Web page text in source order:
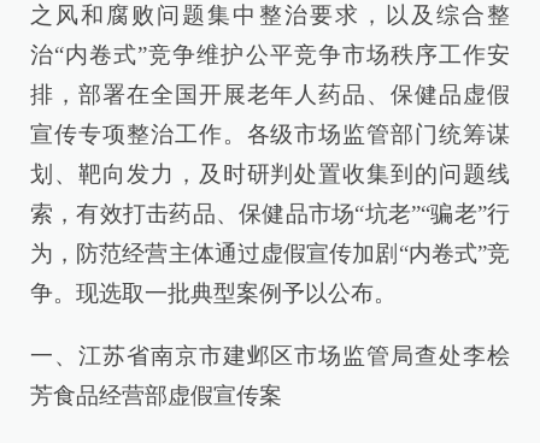
之风和腐败问题集中整治要求，以及综合整
治“内卷式”竞争维护公平竞争市场秩序工作安
排，部署在全国开展老年人药品、保健品虚假
宣传专项整治工作。各级市场监管部门统筹谋
划、靶向发力，及时研判处置收集到的问题线
索，有效打击药品、保健品市场“坑老”“骗老”行
为，防范经营主体通过虚假宣传加剧“内卷式”竞
争。现选取一批典型案例予以公布。
一、江苏省南京市建邺区市场监管局查处李桧
芳食品经营部虚假宣传案